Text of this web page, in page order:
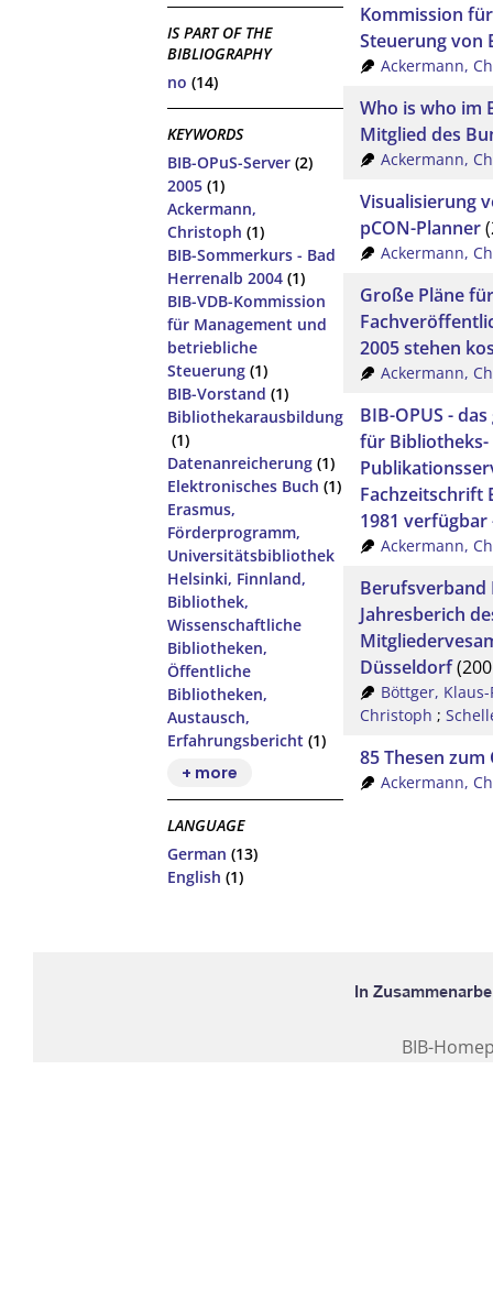
IS PART OF THE
BIBLIOGRAPHY
no (14)
KEYWORDS
BIB-OPuS-Server (2)
2005 (1)
Ackermann,
Christoph (1)
BIB-Sommerkurs - Bad
Herrenalb 2004 (1)
BIB-VDB-Kommission
für Management und
betriebliche
Steuerung (1)
BIB-Vorstand (1)
Bibliothekarausbildung
(1)
Datenanreicherung (1)
Elektronisches Buch (1)
Erasmus,
Förderprogramm,
Universitätsbibliothek
Helsinki, Finnland,
Bibliothek,
Wissenschaftliche
Bibliotheken,
Öffentliche
Bibliotheken,
Austausch,
Erfahrungsbericht (1)
+ more
LANGUAGE
German (13)
English (1)
Kommission
Steuerung von
Ackermann,
Who is who im
Mitglied des
Ackermann,
Visualisierung
pCON-Planner
Ackermann,
Große Pläne
2005 stehen
Ackermann,
BIB-OPUS -
für
Fachzeitschrift
1981
Ackermann,
Berufsverband
Jahresberich
Düsseldorf
Böttger,
Christoph ;
85 Thesen
Ackermann,
BIB-